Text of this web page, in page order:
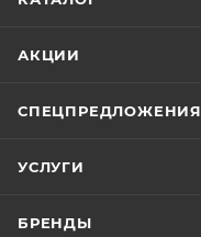
АКЦИИ
СПЕЦПРЕДЛОЖЕНИЯ
УСЛУГИ
БРЕНДЫ